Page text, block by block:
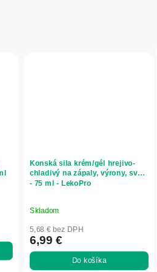
Konská sila krém/gél hrejivo-
chladivý na zápaly, výrony, svaly
- 75 ml - LekoPro
Skladom
5,68 € bez DPH
6,99 €
Do košíka